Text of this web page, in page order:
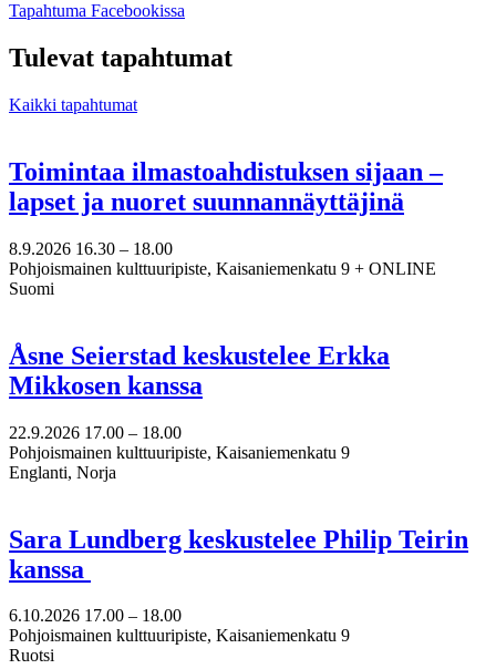
Tapahtuma Facebookissa
välilehteen
Tulevat tapahtumat
Kaikki tapahtumat
Toimintaa ilmastoahdistuksen sijaan –
lapset ja nuoret suunnannäyttäjinä
8.9.2026 16.30 – 18.00
Pohjoismainen kulttuuripiste, Kaisaniemenkatu 9 + ONLINE
Suomi
Åsne Seierstad keskustelee Erkka
Mikkosen kanssa
22.9.2026 17.00 – 18.00
Pohjoismainen kulttuuripiste, Kaisaniemenkatu 9
Englanti, Norja
Sara Lundberg keskustelee Philip Teirin
kanssa
6.10.2026 17.00 – 18.00
Pohjoismainen kulttuuripiste, Kaisaniemenkatu 9
Ruotsi